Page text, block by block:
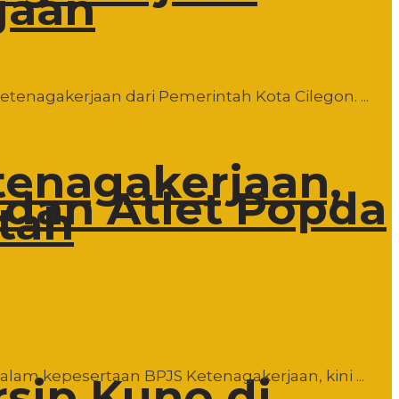
dari Pemerintah Kota Cilegon. ...
Atlet Popda
kepesertaan BPJS Ketenagakerjaan, kini ...